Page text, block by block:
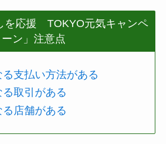
を応援 TOKYO元気キャンペ
ーン」注意点
支払い方法がある
取引がある
店舗がある